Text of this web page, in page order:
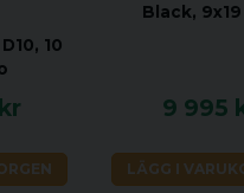
10
Black,
9 995
LÄGG I